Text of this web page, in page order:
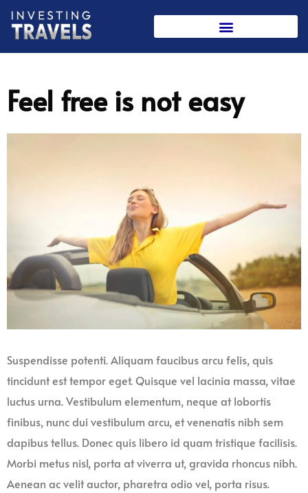
Skip
content
Feel free is not easy
Suspendisse potenti. Aliquam faucibus arcu felis, quis
tincidunt est tempor eget. Quisque vel lacinia massa, vitae
luctus urna. Vestibulum elementum, neque at lobortis
finibus, nunc dui vestibulum arcu, et venenatis nibh sem
dapibus tellus. Donec quis libero id quam tristique facilisis.
Morbi metus nisl, porta at viverra ut, gravida rhoncus nibh.
Aenean ac velit auctor, pharetra odio vel, porta risus.